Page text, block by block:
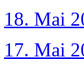
18. Mai
17. Mai